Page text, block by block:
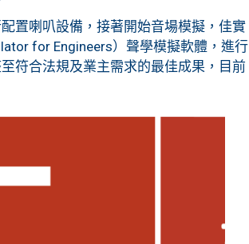
置喇叭設備，接著開始音場模擬，佳實
for Engineers）聲學模擬軟體，進行
符合法規及業主需求的最佳成果，目前